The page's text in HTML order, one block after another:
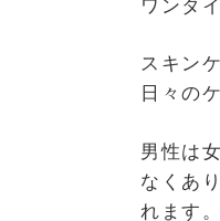
ワンタ
スキン
日々の
男性は
なくあ
れます。